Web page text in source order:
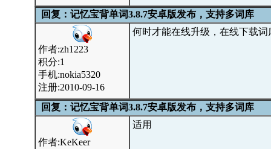
回复：记忆宝背单词3.8.7安卓版发布，支持多词库
作者:zh1223
积分:1
手机:nokia5320
注册:2010-09-16
何时才能在线升级，在线下载词
回复：记忆宝背单词3.8.7安卓版发布，支持多词库
作者:KeKeer
适用